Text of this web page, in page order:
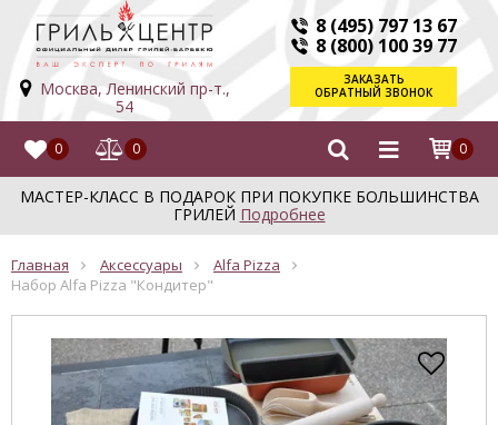
Москва, Ленинский пр-т.,
54
8 (495) 797 13 67
8 (800) 100 39 77
ЗАКАЗАТЬ
ОБРАТНЫЙ ЗВОНОК
0 0 0
МАСТЕР-КЛАСС В ПОДАРОК ПРИ ПОКУПКЕ БОЛЬШИНСТВА
ГРИЛЕЙ Подробнее
Главная Аксессуары
Alfa Pizza
Набор Alfa Pizza "Кондитер"